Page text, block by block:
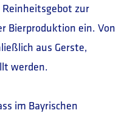
Reinheitsgebot zur
Bierproduktion ein. Von
aus Gerste,
werden.
im Bayrischen